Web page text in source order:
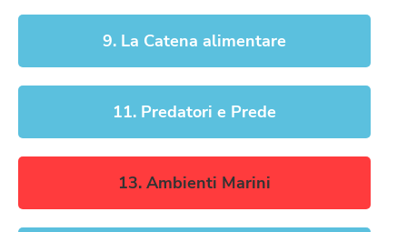
9. La Catena alimentare
11. Predatori e Prede
13. Ambienti Marini